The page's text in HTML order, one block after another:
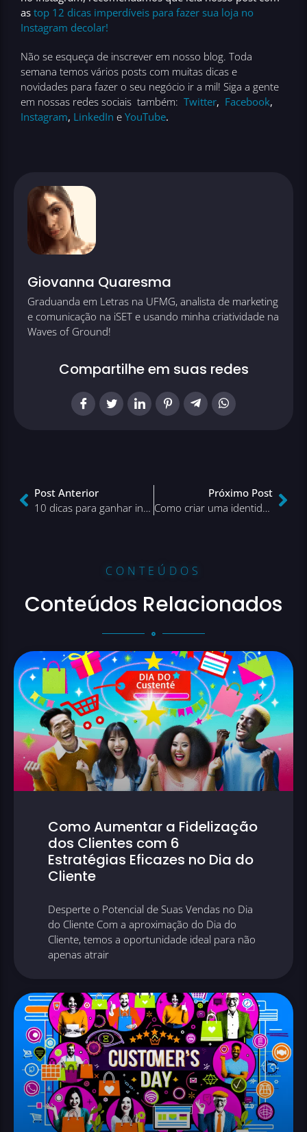
as top 12 dicas imperdíveis para fazer sua loja no
Instagram decolar!
Não se esqueça de inscrever em nosso blog. Toda
semana temos vários posts com muitas dicas e
novidades para fazer o seu negócio ir a mil! Siga a gente
em nossas redes sociais também: Twitter, Facebook,
Instagram, LinkedIn e YouTube.
Giovanna Quaresma
Graduanda em Letras na UFMG, analista de marketing
e comunicação na iSET e usando minha criatividade na
Waves of Ground!
Compartilhe em suas redes
Post Anterior
10 dicas para ganhar inscritos no YouTube e crescer!
Próximo Post
Como criar uma identidade profissional? Confira algumas dicas
CONTEÚDOS
Conteúdos Relacionados
Como Aumentar a Fidelização
dos Clientes com 6
Estratégias Eficazes no Dia do
Cliente
Desperte o Potencial de Suas Vendas no Dia
do Cliente Com a aproximação do Dia do
Cliente, temos a oportunidade ideal para não
apenas atrair